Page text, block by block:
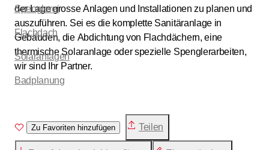
der Lage grosse Anlagen und Installationen zu planen und
auszuführen. Sei es die komplette Sanitäranlage in
Gebäuden, die Abdichtung von Flachdächern, eine
thermische Solaranlage oder spezielle Spenglerarbeiten,
wir sind Ihr Partner.
Spenglerei
Flachdach
Solaranlagen
Badplanung
Zu Favoriten hinzufügen Teilen